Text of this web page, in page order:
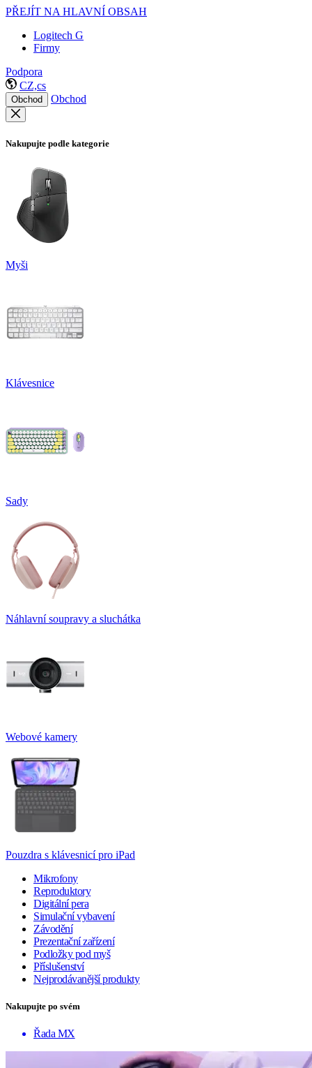
PŘEJÍT NA HLAVNÍ OBSAH
Logitech G
Firmy
Podpora
CZ,cs
Obchod Obchod
Nakupujte podle kategorie
Myši
Klávesnice
Sady
Náhlavní soupravy a sluchátka
Webové kamery
Pouzdra s klávesnicí pro iPad
Mikrofony
Reproduktory
Digitální pera
Simulační vybavení
Závodění
Prezentační zařízení
Podložky pod myš
Příslušenství
Nejprodávanější produkty
Nakupujte po svém
Řada MX